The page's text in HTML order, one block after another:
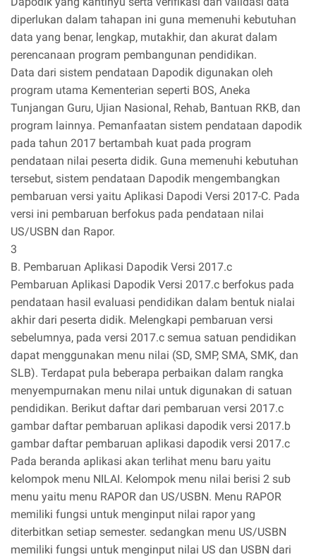
diperlukan dalam tahapan ini guna memenuhi kebutuhan
data yang benar, lengkap, mutakhir, dan akurat dalam
perencanaan program pembangunan pendidikan.
Data dari sistem pendataan Dapodik digunakan oleh
program utama Kementerian seperti BOS, Aneka
Tunjangan Guru, Ujian Nasional, Rehab, Bantuan RKB, dan
program lainnya. Pemanfaatan sistem pendataan dapodik
pada tahun 2017 bertambah kuat pada program
pendataan nilai peserta didik. Guna memenuhi kebutuhan
tersebut, sistem pendataan Dapodik mengembangkan
pembaruan versi yaitu Aplikasi Dapodi Versi 2017-C. Pada
versi ini pembaruan berfokus pada pendataan nilai
US/USBN dan Rapor.
3
B. Pembaruan Aplikasi Dapodik Versi 2017.c
Pembaruan Aplikasi Dapodik Versi 2017.c berfokus pada
pendataan hasil evaluasi pendidikan dalam bentuk nialai
akhir dari peserta didik. Melengkapi pembaruan versi
sebelumnya, pada versi 2017.c semua satuan pendidikan
dapat menggunakan menu nilai (SD, SMP, SMA, SMK, dan
SLB). Terdapat pula beberapa perbaikan dalam rangka
menyempurnakan menu nilai untuk digunakan di satuan
pendidikan. Berikut daftar dari pembaruan versi 2017.c
gambar daftar pembaruan aplikasi dapodik versi 2017.b
gambar daftar pembaruan aplikasi dapodik versi 2017.c
Pada beranda aplikasi akan terlihat menu baru yaitu
kelompok menu NILAI. Kelompok menu nilai berisi 2 sub
menu yaitu menu RAPOR dan US/USBN. Menu RAPOR
memiliki fungsi untuk menginput nilai rapor yang
diterbitkan setiap semester. sedangkan menu US/USBN
memiliki fungsi untuk menginput nilai US dan USBN dari